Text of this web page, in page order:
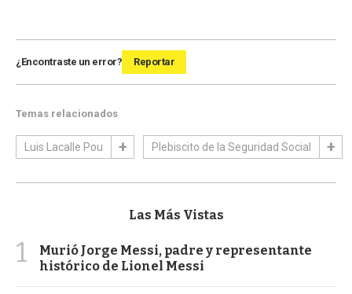
¿Encontraste un error? Reportar
Temas relacionados
Luis Lacalle Pou Plebiscito de la Seguridad Social
Las Más Vistas
1
Murió Jorge Messi, padre y representante
histórico de Lionel Messi